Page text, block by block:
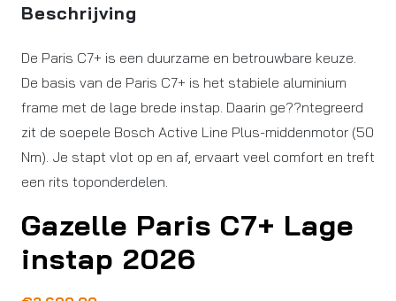
Beschrijving
De Paris C7+ is een duurzame en betrouwbare keuze.
De basis van de Paris C7+ is het stabiele aluminium
frame met de lage brede instap. Daarin ge??ntegreerd
zit de soepele Bosch Active Line Plus-middenmotor (50
Nm). Je stapt vlot op en af, ervaart veel comfort en treft
een rits toponderdelen.
Gazelle Paris C7+ Lage
instap 2026